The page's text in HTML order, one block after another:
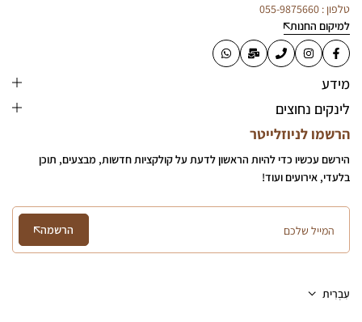
טלפון : 055-9875660
למיקום החנות
מידע
לינקים נחוצים
הרשמו לניוזלייטר
הירשם עכשיו כדי להיות הראשון לדעת על קולקציות חדשות, מבצעים, תוכן
בלעדי, אירועים ועוד!
הרשמה
עִבְרִית